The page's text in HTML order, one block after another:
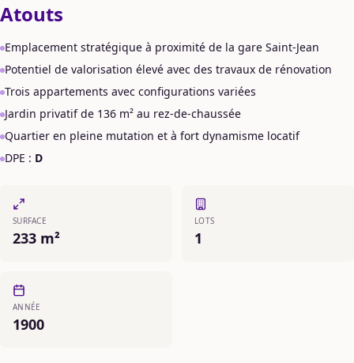
Atouts
Emplacement stratégique à proximité de la gare Saint-Jean
Potentiel de valorisation élevé avec des travaux de rénovation
Trois appartements avec configurations variées
Jardin privatif de 136 m² au rez-de-chaussée
Quartier en pleine mutation et à fort dynamisme locatif
DPE : D
SURFACE
233 m²
LOTS
1
ANNÉE
1900